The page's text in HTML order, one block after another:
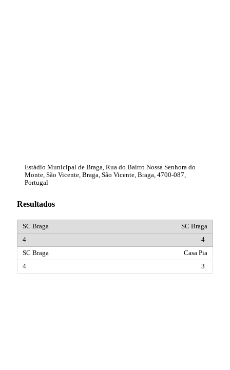
Estádio Municipal de Braga, Rua do Bairro Nossa Senhora do
Monte, São Vicente, Braga, São Vicente, Braga, 4700-087,
Portugal
Resultados
SC Braga
4
Casa Pia
3